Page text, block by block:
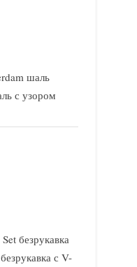
шаль
с узором
безрукавка
с V-